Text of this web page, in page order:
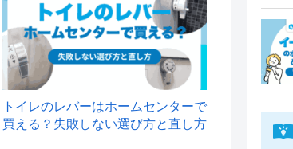
トイレのレバーはホームセンターで
買える？失敗しない選び方と直し方